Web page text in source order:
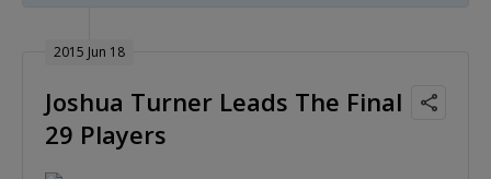
2015 Jun 18
Joshua Turner Leads The Final
29 Players